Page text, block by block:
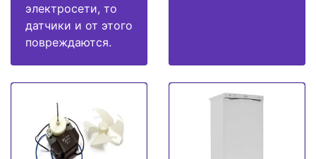
электросети, то
датчики и от этого
повреждаются.